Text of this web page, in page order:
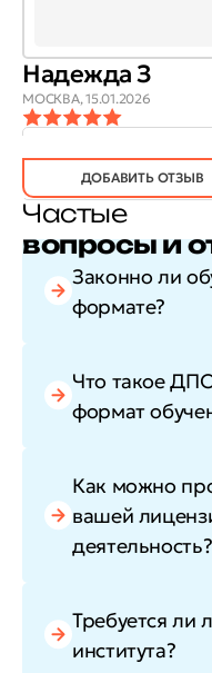
Надежда З
МОСКВА,15.01.2026
ДОБАВИТЬ ОТЗЫВ
Частые
вопросы и
Законно ли
формате?
Что такое
формат
Как можно
вашей
деятельность?
Требуется ли
института?